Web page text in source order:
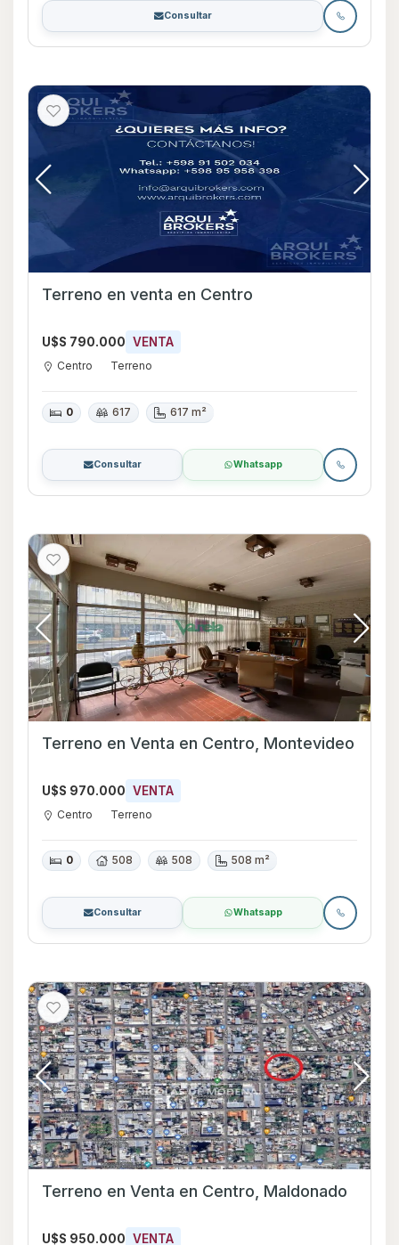
Consultar
Terreno en venta en Centro
U$S 790.000 VENTA
Centro Terreno
0 617 617 m²
Consultar Whatsapp
Terreno en Venta en Centro, Montevideo
U$S 970.000 VENTA
Centro Terreno
0 508 508 508 m²
Consultar Whatsapp
Terreno en Venta en Centro, Maldonado
U$S 950.000 VENTA